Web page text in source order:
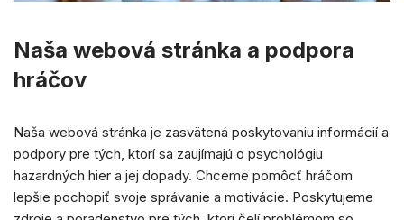
Naša webová stránka a podpora
hráčov
Naša webová stránka je zasvätená poskytovaniu informácií a
podpory pre tých, ktorí sa zaujímajú o psychológiu
hazardných hier a jej dopady. Chceme pomôcť hráčom
lepšie pochopiť svoje správanie a motivácie. Poskytujeme